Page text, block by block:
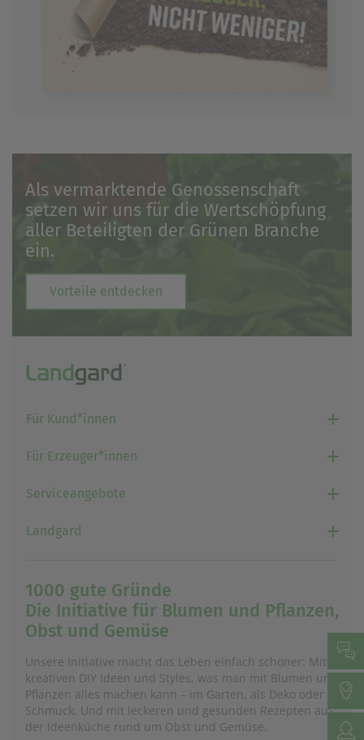
Als vermarktende Genossenschaft
setzen wir uns für die Wertschöpfung
aller Beteiligten der Grünen Branche
ein.
Vorteile entdecken
Für Kund*innen
Für Erzeuger*innen
Serviceangebote
Landgard
1000 gute Gründe
Die Initiative für Blumen und Pflanzen,
Obst und Gemüse
Unsere Initiative macht das Leben einfach schöner: Mit
kreativen DIY Ideen und Styles, was man mit Blumen und
Pflanzen alles machen kann – im Garten, als Deko oder
Schmuck. Und mit leckeren und gesunden Rezepten aus
der Ideenküche rund um Obst und Gemüse.